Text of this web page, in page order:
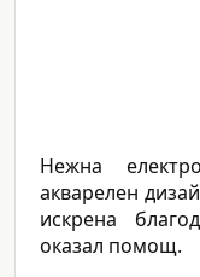
Нежна
акварелен
искрена
оказал помощ.